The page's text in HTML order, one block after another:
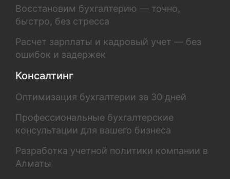
Восстановим бухгалтерию — точно,
быстро, без стресса
Расчет зарплаты и кадровый учет — без
ошибок и задержек
Консалтинг
Оптимизация бухгалтерии за 30 дней
Профессиональные бухгалтерские
консультации для вашего бизнеса
Разработка учетной политики компании в
Алматы